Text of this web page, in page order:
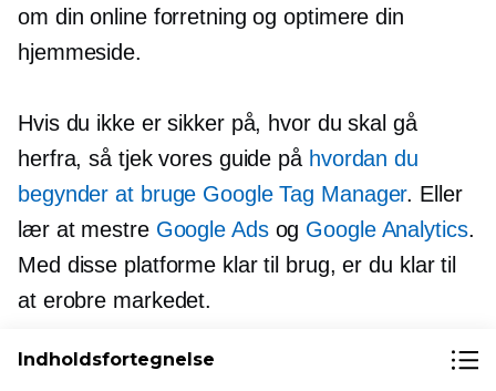
om din online forretning og optimere din
hjemmeside.
Hvis du ikke er sikker på, hvor du skal gå
herfra, så tjek vores guide på hvordan du
begynder at bruge Google Tag Manager. Eller
lær at mestre Google Adsog Google Analytics.
Med disse platforme klar til brug, er du klar til
at erobre markedet.
Effektive hjemmesider er afgørende for enhver
Indholdsfortegnelse